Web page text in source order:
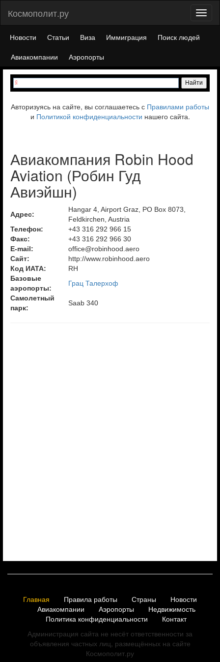
Космополит.ру
Новости Статьи Виза Иммиграция
Поиск людей
Авиакомпании
Аэропорты
Авторизуясь на сайте, вы соглашаетесь с Правилами работы
и Политикой конфиденциальности нашего сайта.
Авиакомпания Robin Hood
Aviation (Робин Гуд
Авиэйшн)
Адрес:
Hangar 4, Airport Graz, PO Box 8073,
Feldkirchen, Austria
Телефон:
+43 316 292 966 15
Факс:
+43 316 292 966 30
E-mail:
office@robinhood.aero
Сайт:
http://www.robinhood.aero
Код ИАТА:
RH
Базовые
аэропорты:
Грац Талерхоф
Самолетный
парк:
Saab 340
Главная Правила работы Страны
Новости
Авиакомпании
Аэропорты
Недвижимость
Политика конфиденциальности
Контакт
Администрация сайта не несёт ответственности за
объявления частных лиц, размещённых на сайте
Космополит.ру